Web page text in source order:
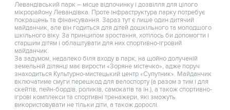
Левандівський парк – місце відпочинку і дозвілля для цілого
мікрорайону Левандівка. Проте інфраструктура парку потребує
покращень та фінансування. Зараз тут є лише один дитячий
майданчик, але він годиться для дітей дошкільного та молодшого
шкільного віку. За принципом зростання, хотілось би допомогти і
старшим дітям і облаштувати для них спортивно-ігровий
майданчик.
За задумом, недалеко біля входу в парк, на щойно долученій
земельній ділянці має вирости «Зоряне містечко», адже поруч
знаходиться Культурно-мистецький центр «Супутник». Майданчик
включатиме смуги перешкод для велоспорту (а разом з тим і для
скейтів, пейн-бордів, роликів, самокатів та ін.), а також спортивно-
ігрові комплекси та спортивні тренажери, які зможуть
використовувати не тільки діти, а також дорослі.